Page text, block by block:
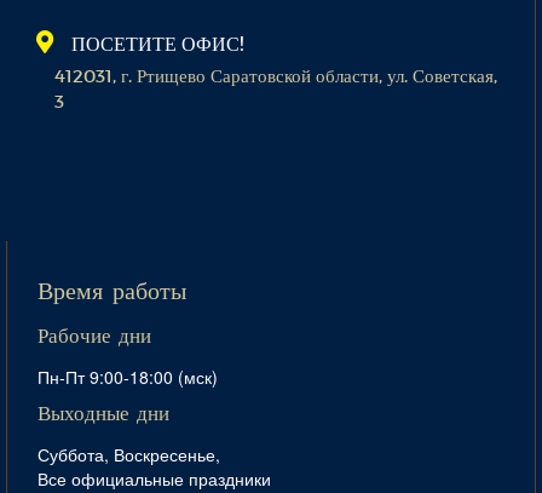
ПОСЕТИТЕ ОФИС!
412031, г. Ртищево Саратовской области, ул. Советская,
3
Время работы
Рабочие дни
Пн-Пт 9:00-18:00 (мск)
Выходные дни
Суббота, Воскресенье,
Все официальные праздники